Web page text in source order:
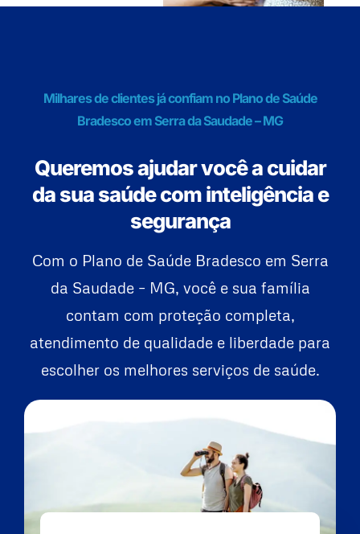
Milhares de clientes já confiam no Plano de Saúde
Bradesco em Serra da Saudade – MG
Queremos ajudar você a cuidar
da sua saúde com inteligência e
segurança
Com o Plano de Saúde Bradesco em Serra
da Saudade – MG, você e sua família
contam com proteção completa,
atendimento de qualidade e liberdade para
escolher os melhores serviços de saúde.